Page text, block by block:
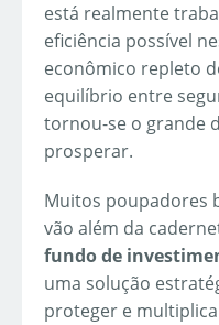
está realmente
eficiência possível
econômico repleto
equilíbrio entre
tornou-se o grande
prosperar.
Muitos poupadores
vão além da
fundo de
uma solução
proteger e